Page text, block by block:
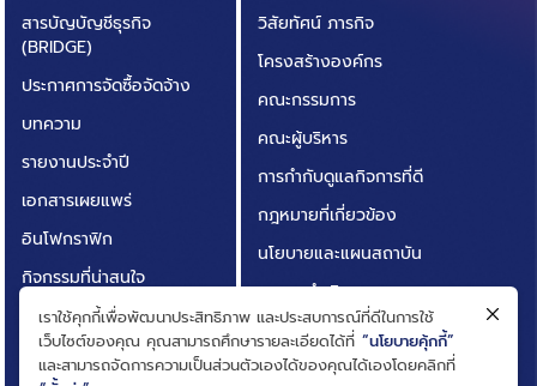
สารบัญบัญชีธุรกิจ
(BRIDGE)
ประกาศการจัดซื้อจัดจ้าง
บทความ
รายงานประจำปี
เอกสารเผยแพร่
อินโฟกราฟิก
กิจกรรมที่น่าสนใจ
ติดต่อเรา
คำถามที่พบบ่อย
วิสัยทัศน์ ภารกิจ
โครงสร้างองค์กร
คณะกรรมการ
คณะผู้บริหาร
การกำกับดูแลกิจการที่ดี
กฎหมายที่เกี่ยวข้อง
นโยบายและแผนสถาบัน
ผลการดำเนินงาน
ความโปร่งใสในการดำเนิน
งาน (ITA)
เราใช้คุกกี้เพื่อพัฒนาประสิทธิภาพ และประสบการณ์ที่ดีในการใช้
เว็บไซต์ของคุณ คุณสามารถศึกษารายละเอียดได้ที่ “นโยบายคุ้กกี้”
และสามารถจัดการความเป็นส่วนตัวเองได้ของคุณได้เองโดยคลิกที่